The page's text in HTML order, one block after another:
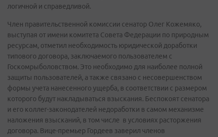
логичной и справедливой.
Член правительственной комиссии сенатор Олег Кожемяко,
выступая от имени комитета Совета Федерации по природным
ресурсам, отметил необходимость юридической доработки
типового договора, заключаемого пользователем с
Госкомрыболовством. Это необходимо для наиболее полной
защиты пользователей, а также связано с несовершенством
формы учета нанесенного ущерба, в соответствии с размером
которого будут накладываться взыскания. Беспокоят сенатора
и его коллег-законодателей недоработки в самом механизме
наложения взысканий, в том числе в условиях расторжения
договора. Вице-премьер Гордеев заверил членов